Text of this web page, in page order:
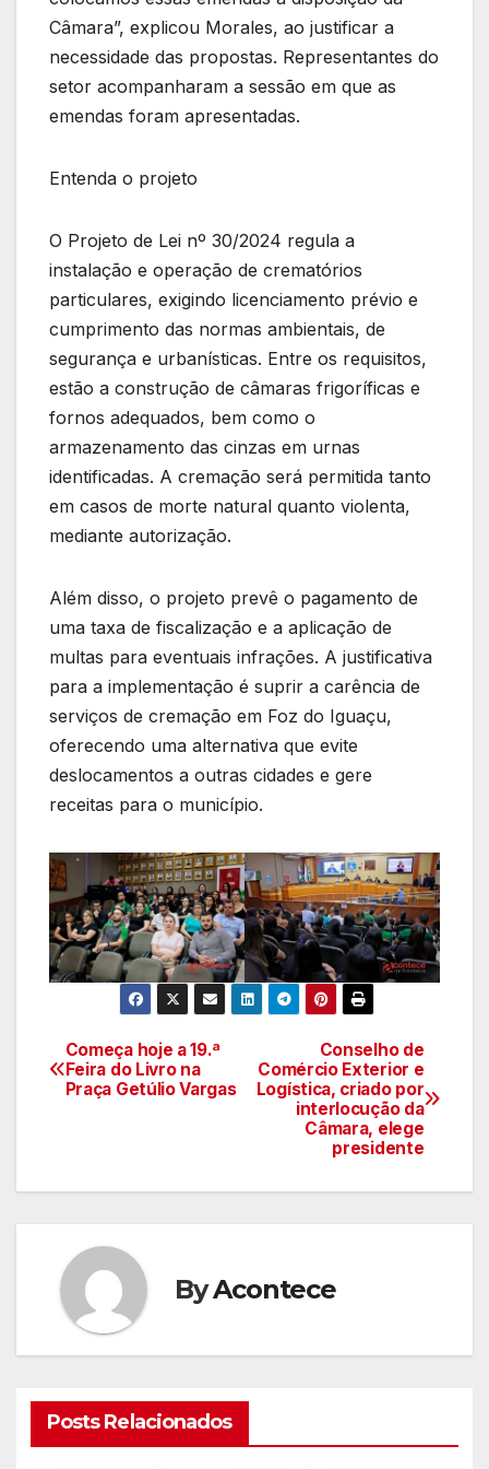
Câmara”, explicou Morales, ao justificar a
necessidade das propostas. Representantes do
setor acompanharam a sessão em que as
emendas foram apresentadas.
Entenda o projeto
O Projeto de Lei nº 30/2024 regula a
instalação e operação de crematórios
particulares, exigindo licenciamento prévio e
cumprimento das normas ambientais, de
segurança e urbanísticas. Entre os requisitos,
estão a construção de câmaras frigoríficas e
fornos adequados, bem como o
armazenamento das cinzas em urnas
identificadas. A cremação será permitida tanto
em casos de morte natural quanto violenta,
mediante autorização.
Além disso, o projeto prevê o pagamento de
uma taxa de fiscalização e a aplicação de
multas para eventuais infrações. A justificativa
para a implementação é suprir a carência de
serviços de cremação em Foz do Iguaçu,
oferecendo uma alternativa que evite
deslocamentos a outras cidades e gere
receitas para o município.
Navegação
de
Conselho de
Comércio Exterior e
Logística, criado por
interlocução da
Câmara, elege
presidente
Começa hoje a 19.ª
Feira do Livro na
Praça Getúlio Vargas
ByAcontece
Posts Relacionados